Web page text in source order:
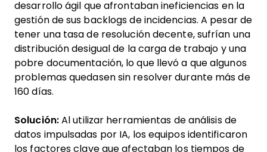
desarrollo ágil que afrontaban ineficiencias en la
gestión de sus backlogs de incidencias. A pesar de
tener una tasa de resolución decente, sufrían una
distribución desigual de la carga de trabajo y una
pobre documentación, lo que llevó a que algunos
problemas quedasen sin resolver durante más de
160 días.
Solución:Al utilizar herramientas de análisis de
datos impulsadas por IA, los equipos identificaron
los factores clave que afectaban los tiempos de